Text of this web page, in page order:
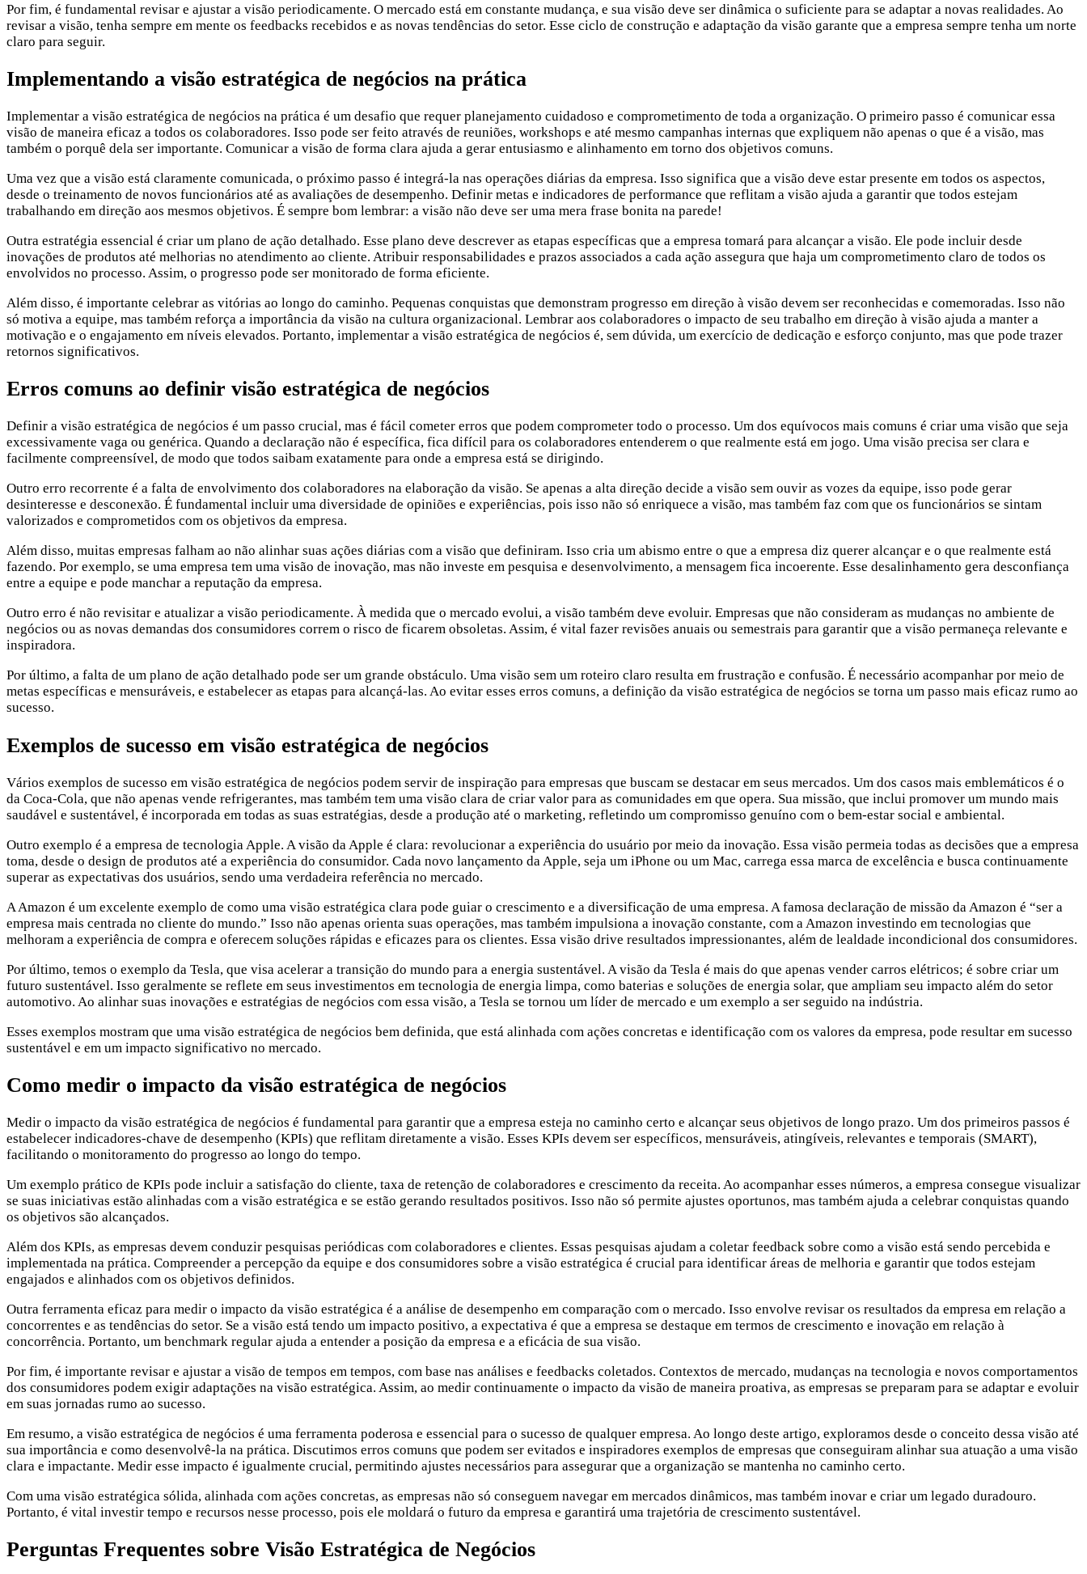
Por fim, é fundamental revisar e ajustar a visão periodicamente. O mercado está em constante mudança, e sua visão deve ser dinâmica o suficiente para se adaptar a novas realidades. Ao
revisar a visão, tenha sempre em mente os feedbacks recebidos e as novas tendências do setor. Esse ciclo de construção e adaptação da visão garante que a empresa sempre tenha um norte
claro para seguir.
Implementando a visão estratégica de negócios na prática
Implementar a visão estratégica de negócios na prática é um desafio que requer planejamento cuidadoso e comprometimento de toda a organização. O primeiro passo é comunicar essa
visão de maneira eficaz a todos os colaboradores. Isso pode ser feito através de reuniões, workshops e até mesmo campanhas internas que expliquem não apenas o que é a visão, mas
também o porquê dela ser importante. Comunicar a visão de forma clara ajuda a gerar entusiasmo e alinhamento em torno dos objetivos comuns.
Uma vez que a visão está claramente comunicada, o próximo passo é integrá-la nas operações diárias da empresa. Isso significa que a visão deve estar presente em todos os aspectos,
desde o treinamento de novos funcionários até as avaliações de desempenho. Definir metas e indicadores de performance que reflitam a visão ajuda a garantir que todos estejam
trabalhando em direção aos mesmos objetivos. É sempre bom lembrar: a visão não deve ser uma mera frase bonita na parede!
Outra estratégia essencial é criar um plano de ação detalhado. Esse plano deve descrever as etapas específicas que a empresa tomará para alcançar a visão. Ele pode incluir desde
inovações de produtos até melhorias no atendimento ao cliente. Atribuir responsabilidades e prazos associados a cada ação assegura que haja um comprometimento claro de todos os
envolvidos no processo. Assim, o progresso pode ser monitorado de forma eficiente.
Além disso, é importante celebrar as vitórias ao longo do caminho. Pequenas conquistas que demonstram progresso em direção à visão devem ser reconhecidas e comemoradas. Isso não
só motiva a equipe, mas também reforça a importância da visão na cultura organizacional. Lembrar aos colaboradores o impacto de seu trabalho em direção à visão ajuda a manter a
motivação e o engajamento em níveis elevados. Portanto, implementar a visão estratégica de negócios é, sem dúvida, um exercício de dedicação e esforço conjunto, mas que pode trazer
retornos significativos.
Erros comuns ao definir visão estratégica de negócios
Definir a visão estratégica de negócios é um passo crucial, mas é fácil cometer erros que podem comprometer todo o processo. Um dos equívocos mais comuns é criar uma visão que seja
excessivamente vaga ou genérica. Quando a declaração não é específica, fica difícil para os colaboradores entenderem o que realmente está em jogo. Uma visão precisa ser clara e
facilmente compreensível, de modo que todos saibam exatamente para onde a empresa está se dirigindo.
Outro erro recorrente é a falta de envolvimento dos colaboradores na elaboração da visão. Se apenas a alta direção decide a visão sem ouvir as vozes da equipe, isso pode gerar
desinteresse e desconexão. É fundamental incluir uma diversidade de opiniões e experiências, pois isso não só enriquece a visão, mas também faz com que os funcionários se sintam
valorizados e comprometidos com os objetivos da empresa.
Além disso, muitas empresas falham ao não alinhar suas ações diárias com a visão que definiram. Isso cria um abismo entre o que a empresa diz querer alcançar e o que realmente está
fazendo. Por exemplo, se uma empresa tem uma visão de inovação, mas não investe em pesquisa e desenvolvimento, a mensagem fica incoerente. Esse desalinhamento gera desconfiança
entre a equipe e pode manchar a reputação da empresa.
Outro erro é não revisitar e atualizar a visão periodicamente. À medida que o mercado evolui, a visão também deve evoluir. Empresas que não consideram as mudanças no ambiente de
negócios ou as novas demandas dos consumidores correm o risco de ficarem obsoletas. Assim, é vital fazer revisões anuais ou semestrais para garantir que a visão permaneça relevante e
inspiradora.
Por último, a falta de um plano de ação detalhado pode ser um grande obstáculo. Uma visão sem um roteiro claro resulta em frustração e confusão. É necessário acompanhar por meio de
metas específicas e mensuráveis, e estabelecer as etapas para alcançá-las. Ao evitar esses erros comuns, a definição da visão estratégica de negócios se torna um passo mais eficaz rumo ao
sucesso.
Exemplos de sucesso em visão estratégica de negócios
Vários exemplos de sucesso em visão estratégica de negócios podem servir de inspiração para empresas que buscam se destacar em seus mercados. Um dos casos mais emblemáticos é o
da Coca-Cola, que não apenas vende refrigerantes, mas também tem uma visão clara de criar valor para as comunidades em que opera. Sua missão, que inclui promover um mundo mais
saudável e sustentável, é incorporada em todas as suas estratégias, desde a produção até o marketing, refletindo um compromisso genuíno com o bem-estar social e ambiental.
Outro exemplo é a empresa de tecnologia Apple. A visão da Apple é clara: revolucionar a experiência do usuário por meio da inovação. Essa visão permeia todas as decisões que a empresa
toma, desde o design de produtos até a experiência do consumidor. Cada novo lançamento da Apple, seja um iPhone ou um Mac, carrega essa marca de excelência e busca continuamente
superar as expectativas dos usuários, sendo uma verdadeira referência no mercado.
A Amazon é um excelente exemplo de como uma visão estratégica clara pode guiar o crescimento e a diversificação de uma empresa. A famosa declaração de missão da Amazon é “ser a
empresa mais centrada no cliente do mundo.” Isso não apenas orienta suas operações, mas também impulsiona a inovação constante, com a Amazon investindo em tecnologias que
melhoram a experiência de compra e oferecem soluções rápidas e eficazes para os clientes. Essa visão drive resultados impressionantes, além de lealdade incondicional dos consumidores.
Por último, temos o exemplo da Tesla, que visa acelerar a transição do mundo para a energia sustentável. A visão da Tesla é mais do que apenas vender carros elétricos; é sobre criar um
futuro sustentável. Isso geralmente se reflete em seus investimentos em tecnologia de energia limpa, como baterias e soluções de energia solar, que ampliam seu impacto além do setor
automotivo. Ao alinhar suas inovações e estratégias de negócios com essa visão, a Tesla se tornou um líder de mercado e um exemplo a ser seguido na indústria.
Esses exemplos mostram que uma visão estratégica de negócios bem definida, que está alinhada com ações concretas e identificação com os valores da empresa, pode resultar em sucesso
sustentável e em um impacto significativo no mercado.
Como medir o impacto da visão estratégica de negócios
Medir o impacto da visão estratégica de negócios é fundamental para garantir que a empresa esteja no caminho certo e alcançar seus objetivos de longo prazo. Um dos primeiros passos é
estabelecer indicadores-chave de desempenho (KPIs) que reflitam diretamente a visão. Esses KPIs devem ser específicos, mensuráveis, atingíveis, relevantes e temporais (SMART),
facilitando o monitoramento do progresso ao longo do tempo.
Um exemplo prático de KPIs pode incluir a satisfação do cliente, taxa de retenção de colaboradores e crescimento da receita. Ao acompanhar esses números, a empresa consegue visualizar
se suas iniciativas estão alinhadas com a visão estratégica e se estão gerando resultados positivos. Isso não só permite ajustes oportunos, mas também ajuda a celebrar conquistas quando
os objetivos são alcançados.
Além dos KPIs, as empresas devem conduzir pesquisas periódicas com colaboradores e clientes. Essas pesquisas ajudam a coletar feedback sobre como a visão está sendo percebida e
implementada na prática. Compreender a percepção da equipe e dos consumidores sobre a visão estratégica é crucial para identificar áreas de melhoria e garantir que todos estejam
engajados e alinhados com os objetivos definidos.
Outra ferramenta eficaz para medir o impacto da visão estratégica é a análise de desempenho em comparação com o mercado. Isso envolve revisar os resultados da empresa em relação a
concorrentes e as tendências do setor. Se a visão está tendo um impacto positivo, a expectativa é que a empresa se destaque em termos de crescimento e inovação em relação à
concorrência. Portanto, um benchmark regular ajuda a entender a posição da empresa e a eficácia de sua visão.
Por fim, é importante revisar e ajustar a visão de tempos em tempos, com base nas análises e feedbacks coletados. Contextos de mercado, mudanças na tecnologia e novos comportamentos
dos consumidores podem exigir adaptações na visão estratégica. Assim, ao medir continuamente o impacto da visão de maneira proativa, as empresas se preparam para se adaptar e evoluir
em suas jornadas rumo ao sucesso.
Em resumo, a visão estratégica de negócios é uma ferramenta poderosa e essencial para o sucesso de qualquer empresa. Ao longo deste artigo, exploramos desde o conceito dessa visão até
sua importância e como desenvolvê-la na prática. Discutimos erros comuns que podem ser evitados e inspiradores exemplos de empresas que conseguiram alinhar sua atuação a uma visão
clara e impactante. Medir esse impacto é igualmente crucial, permitindo ajustes necessários para assegurar que a organização se mantenha no caminho certo.
Com uma visão estratégica sólida, alinhada com ações concretas, as empresas não só conseguem navegar em mercados dinâmicos, mas também inovar e criar um legado duradouro.
Portanto, é vital investir tempo e recursos nesse processo, pois ele moldará o futuro da empresa e garantirá uma trajetória de crescimento sustentável.
Perguntas Frequentes sobre Visão Estratégica de Negócios